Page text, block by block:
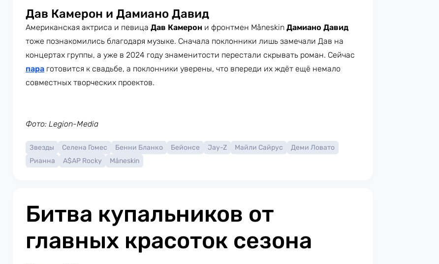
Дав Камерон и Дамиано Давид
Американская актриса и певица Дав Камерон и фронтмен Måneskin Дамиано Давид
тоже познакомились благодаря музыке. Сначала поклонники лишь замечали Дав на
концертах группы, а уже в 2024 году знаменитости перестали скрывать роман. Сейчас
пара готовится к свадьбе, а поклонники уверены, что впереди их ждёт ещё немало
совместных творческих проектов.
Фото: Legion-Media
Звезды Селена Гомес Бенни Бланко Бейонсе Jay-Z Майли Сайрус
Деми Ловато
Рианна
A$AP Rocky Måneskin
Битва купальников от
главных красоток сезона